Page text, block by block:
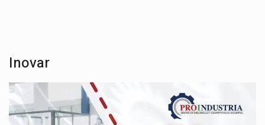
Inovar